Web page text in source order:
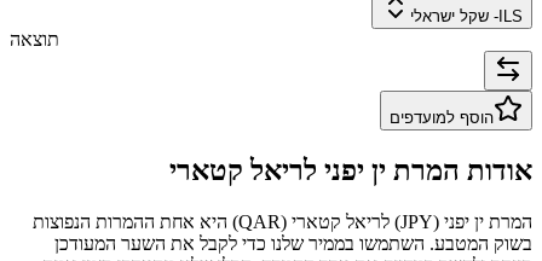
ILS
- שקל ישראלי
תוצאה
הוסף למועדפים
אודות המרת ין יפני לריאל קטארי
המרת ין יפני (
JPY) לריאל קטארי (
QAR) היא אחת ההמרות הנפוצות
בשוק המטבע. השתמשו בממיר שלנו כדי לקבל את השער המעודכן